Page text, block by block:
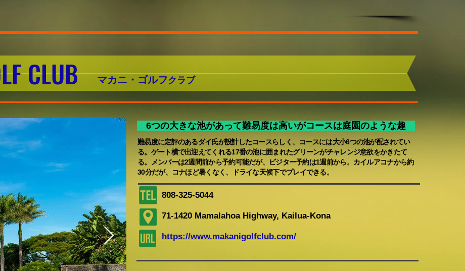
808-325-5044
71-1420 Mamalahoa Highway, Kailua-Kona
https://www.makanigolfclub.com/
​マカニ・ゴルフクラブ
CLUB
6つの大きな池があって難易度は高いがコースは庭園のような趣
難易度に定評のあるダイ氏が設計したコースらしく、コースには大小6つの池が配されてい
る。ゲート横で出迎えてくれる17番の池に囲まれたグリーンがチャレンジ意欲をかきたて
る。メンバーは2週間前から予約可能だが、ビジター予約は1週前から。カイルアコナから約
30分だが、コナほど暑くなく、ドライな天候下でプレイできる。